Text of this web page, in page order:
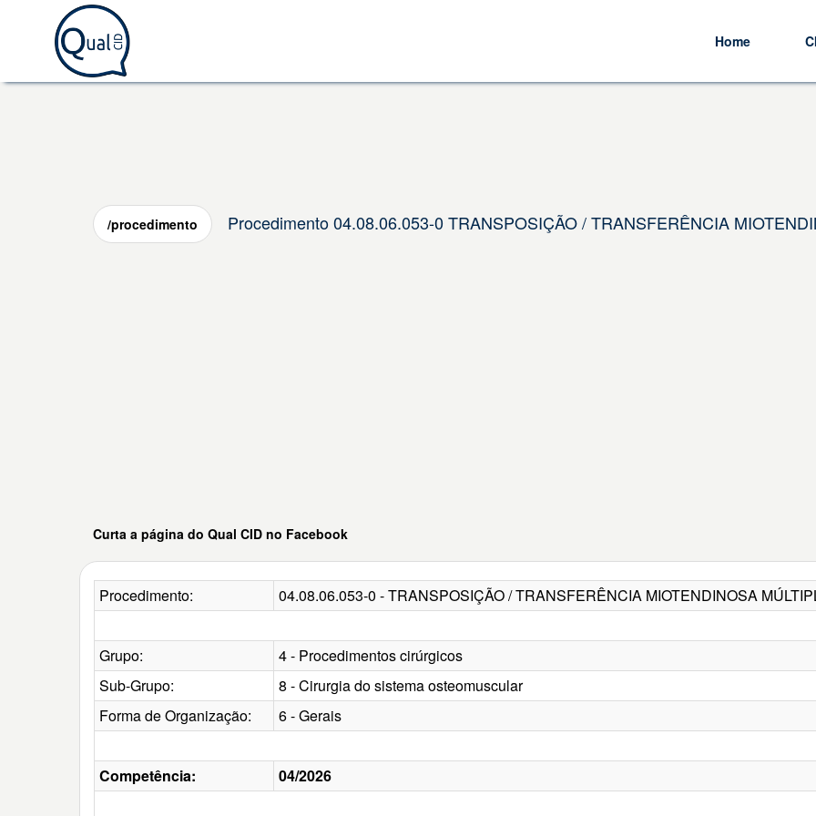
Home
/procedimento Procedimento 04.08.06.053-0 TRANSPOSIÇÃO / TRANSFERÊNCIA
Curta a página do Qual CID no Facebook
Procedimento: 04.08.06.053-0 - TRANSPOSIÇÃO / TRANSFERÊNCIA MIOTENDINOSA
Grupo:
4 - Procedimentos cirúrgicos
Sub-Grupo:
8 - Cirurgia do sistema osteomuscular
Forma de Organização:
6 - Gerais
Competência: 04/2026